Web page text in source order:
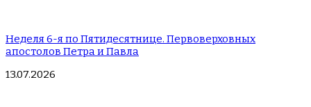
Неделя 6-я по Пятидесятнице. Первоверховных
апостолов Петра и Павла
13.07.2026